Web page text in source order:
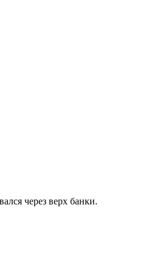
через верх банки.